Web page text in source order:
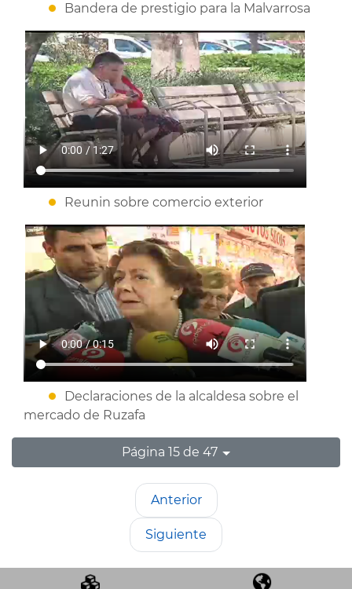
Bandera de prestigio para la Malvarrosa
Reunin sobre comercio exterior
Declaraciones de la alcaldesa sobre el
mercado de Ruzafa
Página 15 de 47
Anterior
Siguiente